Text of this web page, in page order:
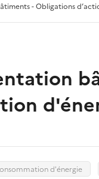
- Obligations
d'énergie